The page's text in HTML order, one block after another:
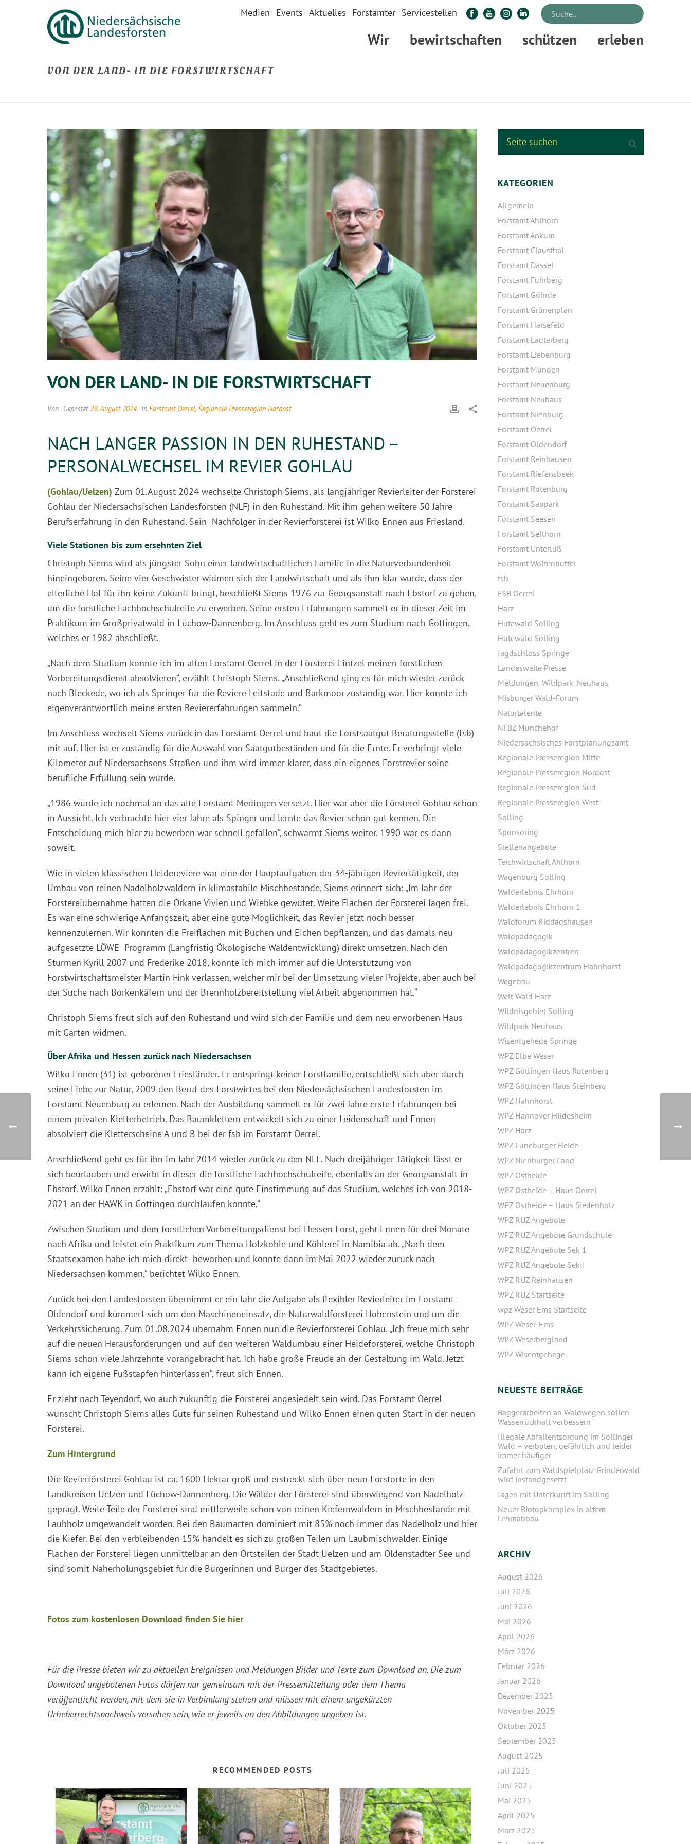
Medien Events Aktuelles Forstämter Servicestellen
Wir bewirtschaften schützen erleben
VON DER LAND- IN DIE FORSTWIRTSCHAFT
VON DER LAND- IN DIE FORSTWIRTSCHAFT
Von Gepostet29. August 2024 In Forstamt Oerrel, Regionale Presseregion Nordost
NACH LANGER PASSION IN DEN RUHESTAND –
PERSONALWECHSEL IM REVIER GOHLAU
(Gohlau/Uelzen) Zum 01.August 2024 wechselte Christoph Siems, als langjähriger Revierleiter der Försterei
Gohlau der Niedersächsischen Landesforsten (NLF) in den Ruhestand. Mit ihm gehen weitere 50 Jahre
Berufserfahrung in den Ruhestand. Sein Nachfolger in der Revierförsterei ist Wilko Ennen aus Friesland.
Viele Stationen bis zum ersehnten Ziel
Christoph Siems wird als jüngster Sohn einer landwirtschaftlichen Familie in die Naturverbundenheit
hineingeboren. Seine vier Geschwister widmen sich der Landwirtschaft und als ihm klar wurde, dass der
elterliche Hof für ihn keine Zukunft bringt, beschließt Siems 1976 zur Georgsanstalt nach Ebstorf zu gehen,
um die forstliche Fachhochschulreife zu erwerben. Seine ersten Erfahrungen sammelt er in dieser Zeit im
Praktikum im Großprivatwald in Lüchow-Dannenberg. Im Anschluss geht es zum Studium nach Göttingen,
welches er 1982 abschließt.
„Nach dem Studium konnte ich im alten Forstamt Oerrel in der Försterei Lintzel meinen forstlichen
Vorbereitungsdienst absolvieren“, erzählt Christoph Siems. „Anschließend ging es für mich wieder zurück
nach Bleckede, wo ich als Springer für die Reviere Leitstade und Barkmoor zuständig war. Hier konnte ich
eigenverantwortlich meine ersten Reviererfahrungen sammeln.“
Im Anschluss wechselt Siems zurück in das Forstamt Oerrel und baut die Forstsaatgut Beratungsstelle (fsb)
mit auf. Hier ist er zuständig für die Auswahl von Saatgutbeständen und für die Ernte. Er verbringt viele
Kilometer auf Niedersachsens Straßen und ihm wird immer klarer, dass ein eigenes Forstrevier seine
berufliche Erfüllung sein würde.
„1986 wurde ich nochmal an das alte Forstamt Medingen versetzt. Hier war aber die Försterei Gohlau schon
in Aussicht. Ich verbrachte hier vier Jahre als Spinger und lernte das Revier schon gut kennen. Die
Entscheidung mich hier zu bewerben war schnell gefallen“, schwärmt Siems weiter. 1990 war es dann
soweit.
Wie in vielen klassischen Heidereviere war eine der Hauptaufgaben der 34-jährigen Reviertätigkeit, der
Umbau von reinen Nadelholzwäldern in klimastabile Mischbestände. Siems erinnert sich: „Im Jahr der
Förstereiübernahme hatten die Orkane Vivien und Wiebke gewütet. Weite Flächen der Försterei lagen frei.
Es war eine schwierige Anfangszeit, aber eine gute Möglichkeit, das Revier jetzt noch besser
kennenzulernen. Wir konnten die Freiflächen mit Buchen und Eichen bepflanzen, und das damals neu
aufgesetzte LÖWE- Programm (Langfristig Ökologische Waldentwicklung) direkt umsetzen. Nach den
Stürmen Kyrill 2007 und Frederike 2018, konnte ich mich immer auf die Unterstützung von
Forstwirtschaftsmeister Martin Fink verlassen, welcher mir bei der Umsetzung vieler Projekte, aber auch bei
der Suche nach Borkenkäfern und der Brennholzbereitstellung viel Arbeit abgenommen hat.“
Christoph Siems freut sich auf den Ruhestand und wird sich der Familie und dem neu erworbenen Haus
mit Garten widmen.
Über Afrika und Hessen zurück nach Niedersachsen
Wilko Ennen (31) ist geborener Friesländer. Er entspringt keiner Forstfamilie, entschließt sich aber durch
seine Liebe zur Natur, 2009 den Beruf des Forstwirtes bei den Niedersächsischen Landesforsten im
Forstamt Neuenburg zu erlernen. Nach der Ausbildung sammelt er für zwei Jahre erste Erfahrungen bei
einem privaten Kletterbetrieb. Das Baumklettern entwickelt sich zu einer Leidenschaft und Ennen
absolviert die Kletterscheine A und B bei der fsb im Forstamt Oerrel.
Anschließend geht es für ihn im Jahr 2014 wieder zurück zu den NLF. Nach dreijähriger Tätigkeit lässt er
sich beurlauben und erwirbt in dieser die forstliche Fachhochschulreife, ebenfalls an der Georgsanstalt in
Ebstorf. Wilko Ennen erzählt: „Ebstorf war eine gute Einstimmung auf das Studium, welches ich von 2018-
2021 an der HAWK in Göttingen durchlaufen konnte.“
Zwischen Studium und dem forstlichen Vorbereitungsdienst bei Hessen Forst, geht Ennen für drei Monate
nach Afrika und leistet ein Praktikum zum Thema Holzkohle und Köhlerei in Namibia ab. „Nach dem
Staatsexamen habe ich mich direkt beworben und konnte dann im Mai 2022 wieder zurück nach
Niedersachsen kommen,“ berichtet Wilko Ennen.
Zurück bei den Landesforsten übernimmt er ein Jahr die Aufgabe als flexibler Revierleiter im Forstamt
Oldendorf und kümmert sich um den Maschineneinsatz, die Naturwaldförsterei Hohenstein und um die
Verkehrssicherung. Zum 01.08.2024 übernahm Ennen nun die Revierförsterei Gohlau. „Ich freue mich sehr
auf die neuen Herausforderungen und auf den weiteren Waldumbau einer Heideförsterei, welche Christoph
Siems schon viele Jahrzehnte vorangebracht hat. Ich habe große Freude an der Gestaltung im Wald. Jetzt
kann ich eigene Fußstapfen hinterlassen“, freut sich Ennen.
Er zieht nach Teyendorf, wo auch zukünftig die Försterei angesiedelt sein wird. Das Forstamt Oerrel
wünscht Christoph Siems alles Gute für seinen Ruhestand und Wilko Ennen einen guten Start in der neuen
Försterei.
Zum Hintergrund
Die Revierförsterei Gohlau ist ca. 1600 Hektar groß und erstreckt sich über neun Forstorte in den
Landkreisen Uelzen und Lüchow-Dannenberg. Die Wälder der Försterei sind überwiegend von Nadelholz
geprägt. Weite Teile der Försterei sind mittlerweile schon von reinen Kiefernwäldern in Mischbestände mit
Laubholz umgewandelt worden. Bei den Baumarten dominiert mit 85% noch immer das Nadelholz und hier
die Kiefer. Bei den verbleibenden 15% handelt es sich zu großen Teilen um Laubmischwälder. Einige
Flächen der Försterei liegen unmittelbar an den Ortsteilen der Stadt Uelzen und am Oldenstädter See und
sind somit Naherholungsgebiet für die Bürgerinnen und Bürger des Stadtgebietes.
Fotos zum kostenlosen Download finden Sie hier
Für die Presse bieten wir zu aktuellen Ereignissen und Meldungen Bilder und Texte zum Download an. Die zum
Download angebotenen Fotos dürfen nur gemeinsam mit der Pressemitteilung oder dem Thema
veröffentlicht werden, mit dem sie in Verbindung stehen und müssen mit einem ungekürzten
Urheberrechtsnachweis versehen sein, wie er jeweils an den Abbildungen angeben ist.
RECOMMENDED POSTS
KATEGORIEN
Allgemein
Forstamt Ahlhorn
Forstamt Ankum
Forstamt Clausthal
Forstamt Dassel
Forstamt Fuhrberg
Forstamt Göhrde
Forstamt Grünenplan
Forstamt Harsefeld
Forstamt Lauterberg
Forstamt Liebenburg
Forstamt Münden
Forstamt Neuenburg
Forstamt Neuhaus
Forstamt Nienburg
Forstamt Oerrel
Forstamt Oldendorf
Forstamt Reinhausen
Forstamt Riefensbeek
Forstamt Rotenburg
Forstamt Saupark
Forstamt Seesen
Forstamt Sellhorn
Forstamt Unterlüß
Forstamt Wolfenbüttel
fsb
FSB Oerrel
Harz
Hutewald Solling
Hutewald Solling
Jagdschloss Springe
Landesweite Presse
Meldungen_Wildpark_Neuhaus
Misburger Wald-Forum
Naturtalente
NFBZ Münchehof
Niedersächsisches Forstplanungsamt
Regionale Presseregion Mitte
Regionale Presseregion Nordost
Regionale Presseregion Süd
Regionale Presseregion West
Solling
Sponsoring
Stellenangebote
Teichwirtschaft Ahlhorn
Wagenburg Solling
Walderlebnis Ehrhorn
Walderlebnis Ehrhorn 1
Waldforum Riddagshausen
Waldpädagogik
Waldpädagogikzentren
Waldpädagogikzentrum Hahnhorst
Wegebau
Welt Wald Harz
Wildnisgebiet Solling
Wildpark Neuhaus
Wisentgehege Springe
WPZ Elbe Weser
WPZ Göttingen Haus Rotenberg
WPZ Göttingen Haus Steinberg
WPZ Hahnhorst
WPZ Hannover Hildesheim
WPZ Harz
WPZ Lüneburger Heide
WPZ Nienburger Land
WPZ Ostheide
WPZ Ostheide – Haus Oerrel
WPZ Ostheide – Haus Siedenholz
WPZ RUZ Angebote
WPZ RUZ Angebote Grundschule
WPZ RUZ Angebote Sek 1
WPZ RUZ Angebote SekII
WPZ RUZ Reinhausen
WPZ RUZ Startseite
wpz Weser Ems Startseite
WPZ Weser-Ems
WPZ Weserbergland
WPZ Wisentgehege
NEUESTE BEITRÄGE
Baggerarbeiten an Waldwegen sollen
Wasserrückhalt verbessern
Illegale Abfallentsorgung im Sollinger
Wald – verboten, gefährlich und leider
immer häufiger
Zufahrt zum Waldspielplatz Grinderwald
wird instandgesetzt
Jagen mit Unterkunft im Solling
Neuer Biotopkomplex in altem
Lehmabbau
ARCHIV
August 2026
Juli 2026
Juni 2026
Mai 2026
April 2026
März 2026
Februar 2026
Januar 2026
Dezember 2025
November 2025
Oktober 2025
September 2025
August 2025
Juli 2025
Juni 2025
Mai 2025
April 2025
März 2025